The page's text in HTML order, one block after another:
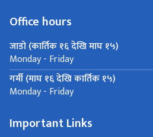
Office hours
जाडो (कार्तिक १६ देखि माघ १५)
Monday - Friday
गर्मी (माघ १६ देखि कार्तिक १५)
Monday - Friday
Important Links